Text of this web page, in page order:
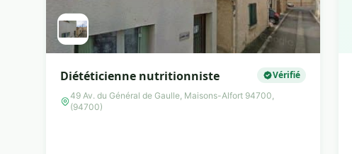
Diététicienne nutritionniste Vérifié
49 Av. du Général de Gaulle, Maisons-Alfort 94700,
(94700)